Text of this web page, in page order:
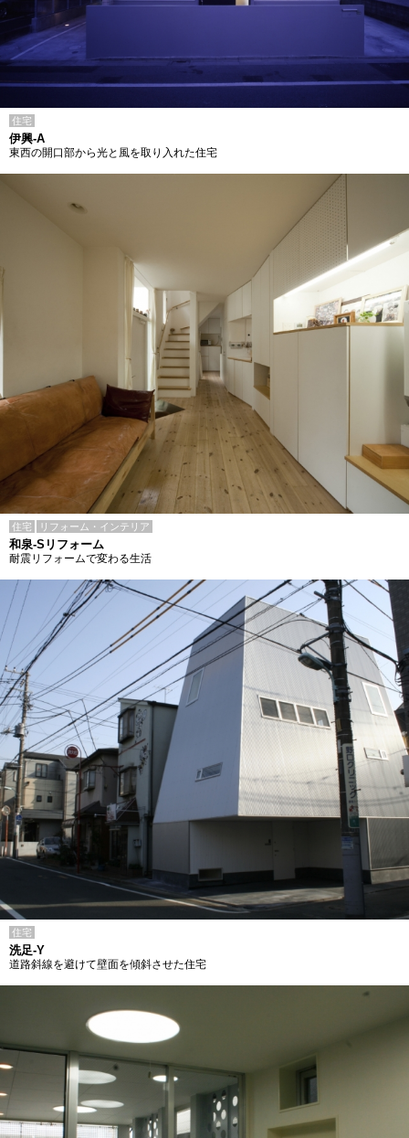
住宅
伊興-A
東西の開口部から光と風を取り入れた住宅
住宅 リフォーム・インテリア
和泉-Sリフォーム
耐震リフォームで変わる生活
住宅
洗足-Y
道路斜線を避けて壁面を傾斜させた住宅